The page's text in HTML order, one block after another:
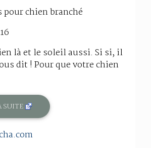
pour chien branché
là et le soleil aussi. Si si, il
dit ! Pour que votre chien
SUITE